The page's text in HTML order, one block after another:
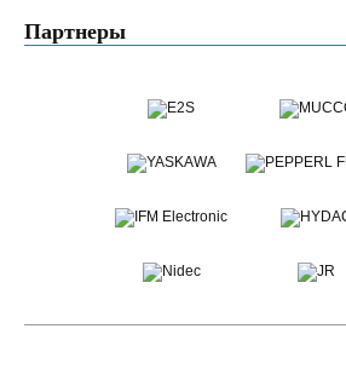
Партнеры